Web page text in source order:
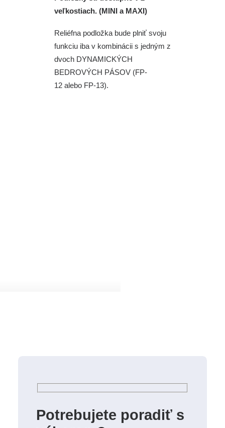
veľkostiach. (MINI a MAXI)
Reliéfna podložka bude plniť svoju
funkciu iba v kombinácii s jedným z
dvoch DYNAMICKÝCH
BEDROVÝCH PÁSOV (FP-
12 alebo FP-13).
Potrebujete poradiť s